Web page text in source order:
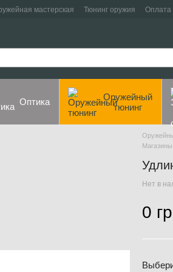
мастерская Тюнинг оружия Оплата
Оптика
Оружейный
тюнинг
Магазины
Нет в
0